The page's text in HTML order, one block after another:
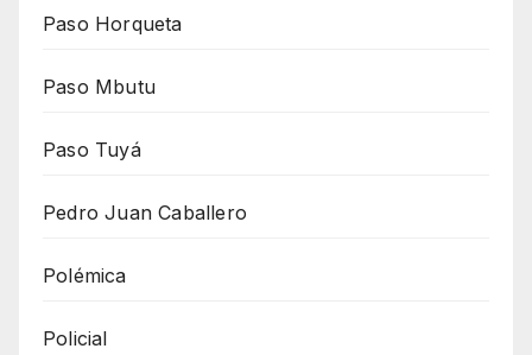
Paso Horqueta
Paso Mbutu
Paso Tuyá
Pedro Juan Caballero
Polémica
Policial